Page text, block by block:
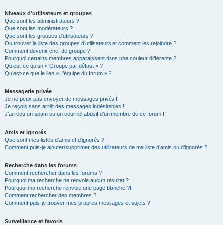
Niveaux d’utilisateurs et groupes
Que sont les administrateurs ?
Que sont les modérateurs ?
Que sont les groupes d’utilisateurs ?
Où trouver la liste des groupes d’utilisateurs et comment les rejoindre ?
Comment devenir chef de groupe ?
Pourquoi certains membres apparaissent dans une couleur différente ?
Qu’est-ce qu’un « Groupe par défaut » ?
Qu’est-ce que le lien « L’équipe du forum » ?
Messagerie privée
Je ne peux pas envoyer de messages privés !
Je reçois sans arrêt des messages indésirables !
J’ai reçu un spam ou un courriel abusif d’un membre de ce forum !
Amis et ignorés
Que sont mes listes d’amis et d’ignorés ?
Comment puis-je ajouter/supprimer des utilisateurs de ma liste d’amis ou d’ignorés ?
Recherche dans les forums
Comment rechercher dans les forums ?
Pourquoi ma recherche ne renvoie aucun résultat ?
Pourquoi ma recherche renvoie une page blanche ?!
Comment rechercher des membres ?
Comment puis-je trouver mes propres messages et sujets ?
Surveillance et favoris